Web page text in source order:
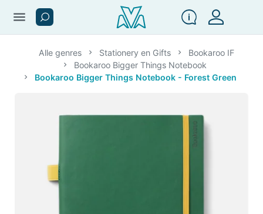
menu
Alle genres Stationery en Gifts
Bookaroo IF
Bookaroo Bigger Things Notebook
Bookaroo Bigger Things Notebook - Forest Green